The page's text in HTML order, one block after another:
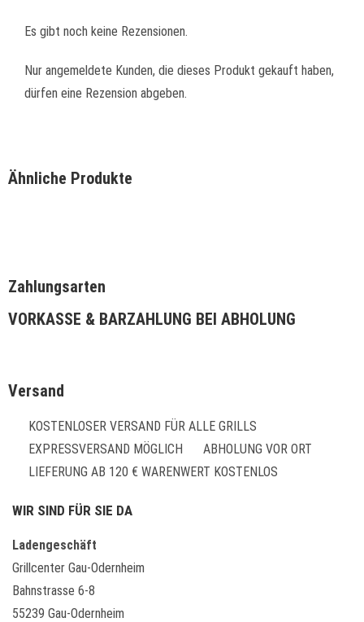
Es gibt noch keine Rezensionen.
Nur angemeldete Kunden, die dieses Produkt gekauft haben,
dürfen eine Rezension abgeben.
Ähnliche Produkte
Zahlungsarten
VORKASSE & BARZAHLUNG BEI ABHOLUNG
Versand
KOSTENLOSER VERSAND FÜR ALLE GRILLS
EXPRESSVERSAND MÖGLICH
ABHOLUNG VOR ORT
LIEFERUNG AB 120 € WARENWERT KOSTENLOS
WIR SIND FÜR SIE DA
Ladengeschäft
Grillcenter Gau-Odernheim
Bahnstrasse 6-8
55239 Gau-Odernheim